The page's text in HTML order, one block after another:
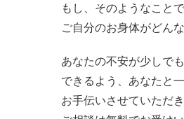
もし、そのようなこと
ご自分のお身体がどん
あなたの不安が少しで
できるよう、あなたと
お手伝いさせていただき